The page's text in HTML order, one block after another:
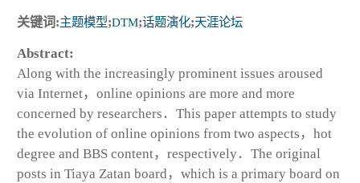
关键词:主题模型;DTM;话题演化;天涯论坛
Abstract:
Along with the increasingly prominent issues aroused
via Internet，online opinions are more and more
concerned by researchers．This paper attempts to study
the evolution of online opinions from two aspects，hot
degree and BBS content，respectively．The original
posts in Tiaya Zatan board，which is a primary board on